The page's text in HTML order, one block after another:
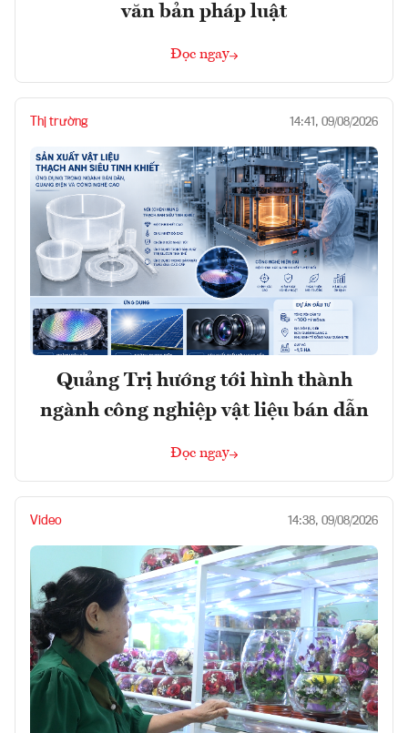
văn bản pháp luật
Đọc ngay
Thị trường 14:41, 09/08/2026
Quảng Trị hướng tới hình thành
ngành công nghiệp vật liệu bán dẫn
Đọc ngay
Video 14:38, 09/08/2026